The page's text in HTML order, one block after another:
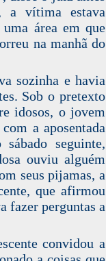
a vítima estava
área em que
na manhã do
sozinha e havia
Sob o pretexto
idosos, o jovem
a aposentada
seguinte,
ouviu alguém
seus pijamas, a
que afirmou
fazer perguntas a
convidou a